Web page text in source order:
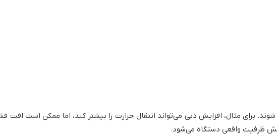
برای مثال، افزایش دبی می‌تواند انتقال حرارت را بیشتر کند، اما ممکن است افت
ظرفیت واقعی دستگاه می‌شود.